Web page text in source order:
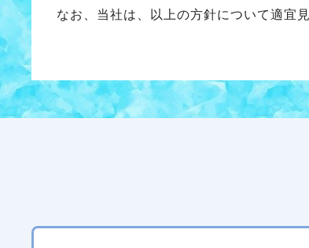
なお、当社は、以上の方針について適宜